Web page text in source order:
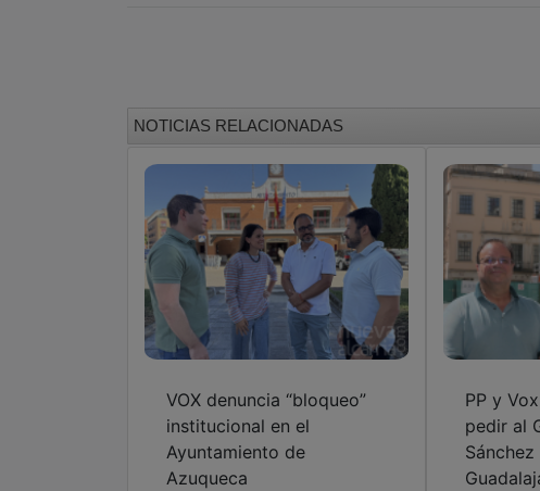
NOTICIAS RELACIONADAS
VOX denuncia “bloqueo”
institucional en el
Ayuntamiento de
Azuqueca
PP y
pedir al